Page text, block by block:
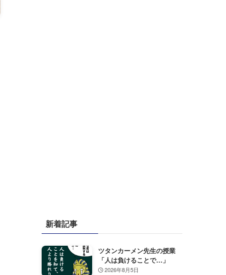
新着記事
ツタンカーメン先生の授業
「人は負けることで…」
2026年8月5日